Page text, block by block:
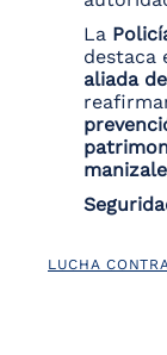
La
destaca
aliada
LUCHA